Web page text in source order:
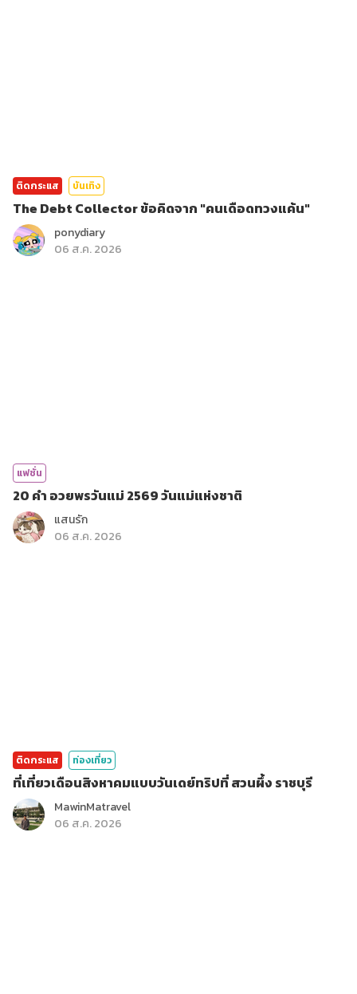
ติดกระแส บันเทิง
The Debt Collector ข้อคิดจาก "คนเดือดทวงแค้น"
ponydiary
06 ส.ค. 2026
แฟชั่น
20 คำ อวยพรวันแม่ 2569 วันแม่แห่งชาติ
แสนรัก
06 ส.ค. 2026
ติดกระแส ท่องเที่ยว
ที่เที่ยวเดือนสิงหาคมแบบวันเดย์ทริปที่ สวนผึ้ง ราชบุรี
MawinMatravel
06 ส.ค. 2026